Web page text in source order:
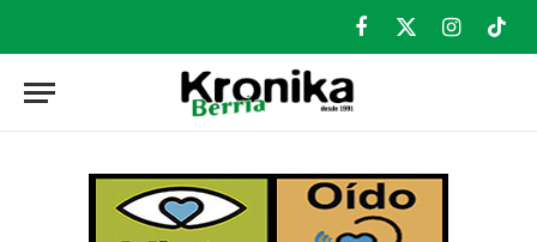
Facebook
X
Instagram